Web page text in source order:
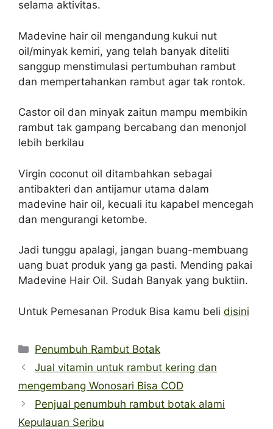
selama aktivitas.
Madevine hair oil mengandung kukui nut
oil/minyak kemiri, yang telah banyak diteliti
sanggup menstimulasi pertumbuhan rambut
dan mempertahankan rambut agar tak rontok.
Castor oil dan minyak zaitun mampu membikin
rambut tak gampang bercabang dan menonjol
lebih berkilau
Virgin coconut oil ditambahkan sebagai
antibakteri dan antijamur utama dalam
madevine hair oil, kecuali itu kapabel mencegah
dan mengurangi ketombe.
Jadi tunggu apalagi, jangan buang-membuang
uang buat produk yang ga pasti. Mending pakai
Madevine Hair Oil. Sudah Banyak yang buktiin.
Untuk Pemesanan Produk Bisa kamu beli disini
Categories
Penumbuh Rambut Botak
Jual vitamin untuk rambut kering dan
mengembang Wonosari Bisa COD
Penjual penumbuh rambut botak alami
Kepulauan Seribu